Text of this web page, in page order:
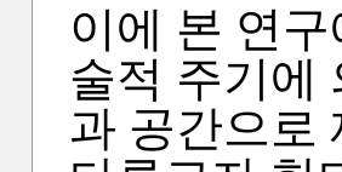
이에 본 연
술적 주기에
과 공간으로